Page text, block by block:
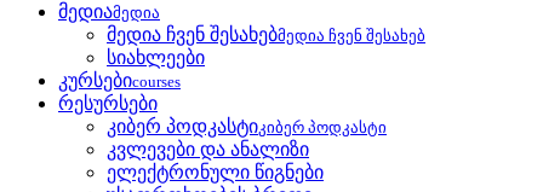
მედიამედია
მედია ჩვენ შესახებმედია ჩვენ შესახებ
სიახლეები
კურსებიcourses
რესურსები
კიბერ პოდკასტიკიბერ პოდკასტი
კვლევები და ანალიზი
ელექტრონული წიგნები